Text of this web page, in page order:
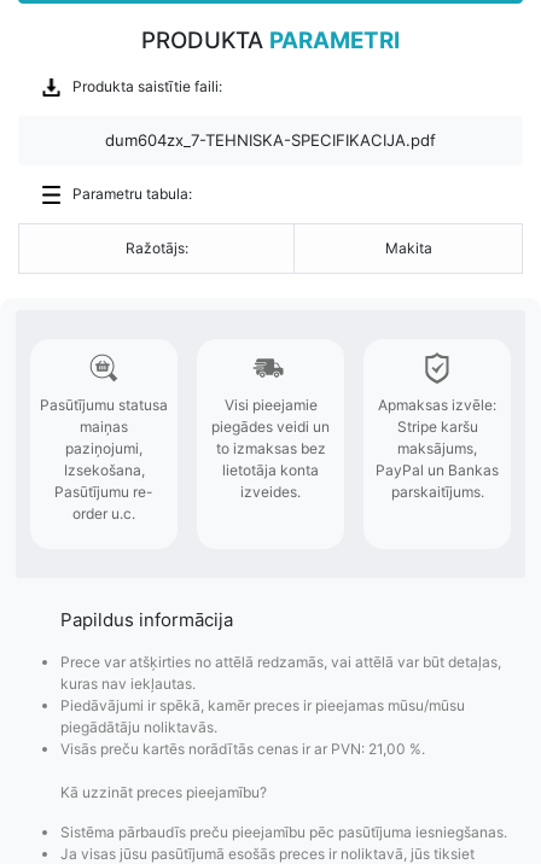
PRODUKTA PARAMETRI
Produkta saistītie faili:
dum604zx_7-TEHNISKA-SPECIFIKACIJA.pdf
Parametru tabula:
Ražotājs: Makita
Papildus informācija
Prece var atšķirties no attēlā redzamās, vai attēlā var būt detaļas,
kuras nav iekļautas.
Piedāvājumi ir spēkā, kamēr preces ir pieejamas mūsu/mūsu
piegādātāju noliktavās.
Visās preču kartēs norādītās cenas ir ar PVN: 21,00 %.
Kā uzzināt preces pieejamību?
Sistēma pārbaudīs preču pieejamību pēc pasūtījuma iesniegšanas.
Ja visas jūsu pasūtījumā esošās preces ir noliktavā, jūs tiksiet